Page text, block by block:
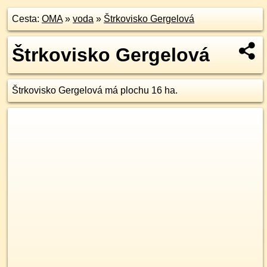
Cesta: OMA» voda » Štrkovisko Gergelová
Štrkovisko Gergelová
Štrkovisko Gergelová má plochu 16 ha.